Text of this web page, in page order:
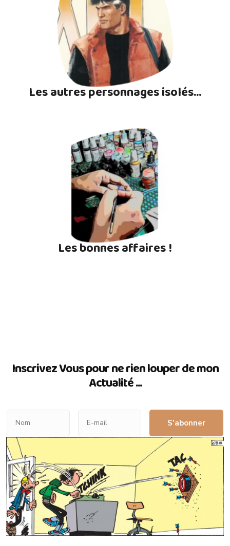
Les autres personnages isolés...
Les bonnes affaires !
Inscrivez Vous pour ne rien louper de mon
Actualité ...
S’abonner